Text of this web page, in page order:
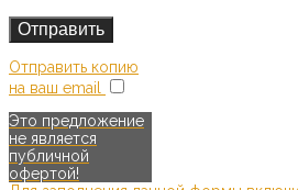
Отправить копию
на ваш email
Это предложение
не является
публичной
офертой!